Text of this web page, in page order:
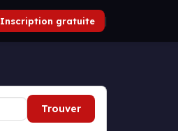
Inscription gratuite |
Trouver